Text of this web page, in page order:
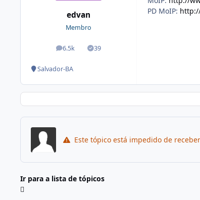
edvan
Membro
6.5k
posts 39
Soluções
Salvador-BA
PD MoIP:
Este tópico está impedido de
Ir para a lista de tópicos